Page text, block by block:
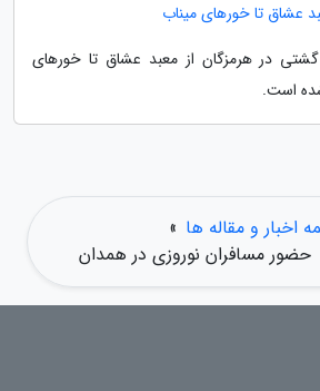
عشاق تا خورهای میناب
گشتی در هرمزگان از معبد عشاق تا خورهای
است.
اخبار و مقاله ها »
حضور مسافران نوروزی در همدان